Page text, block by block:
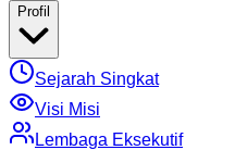
Profil
Sejarah Singkat
Visi Misi
Lembaga Eksekutif